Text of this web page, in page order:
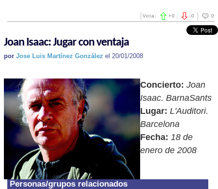
0
-0
Vota: +0
Joan Isaac: Jugar con ventaja
por Jose Luis Martínez González el 20/01/2008
Concierto: Joan
Isaac. BarnaSants
Lugar: L'Auditori.
Barcelona
Fecha: 18 de
enero de 2008
Personas/grupos relacionados